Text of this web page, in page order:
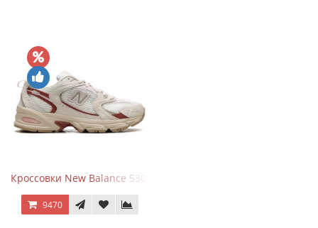
Кроссовки New Balance 530 Festival Pack Clay
9470